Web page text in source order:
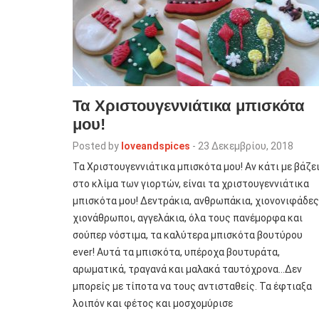
Τα Χριστουγεννιάτικα μπισκότα
μου!
Posted by loveandspices - 23 Δεκεμβρίου, 2018
Τα Χριστουγεννιάτικα μπισκότα μου! Αν κάτι με βάζει
στο κλίμα των γιορτών, είναι τα χριστουγεννιάτικα
μπισκότα μου! Δεντράκια, ανθρωπάκια,
χιονάθρωποι, αγγελάκια, όλα τους πανέμορφα και
σούπερ νόστιμα, τα καλύτερα μπισκότα βουτύρου
ever! Αυτά τα μπισκότα, υπέροχα βουτυράτα,
αρωματικά, τραγανά και μαλακά ταυτόχρονα…Δεν
μπορείς με τίποτα να τους αντισταθείς. Τα έφτιαξα
λοιπόν και φέτος και μοσχομύρισε